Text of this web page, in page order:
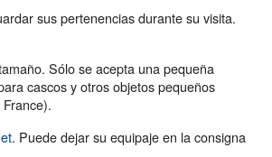
sus pertenencias durante su visita.
Sólo se acepta una pequeña
cascos y otros objetos pequeños
. Puede dejar su equipaje en la consigna